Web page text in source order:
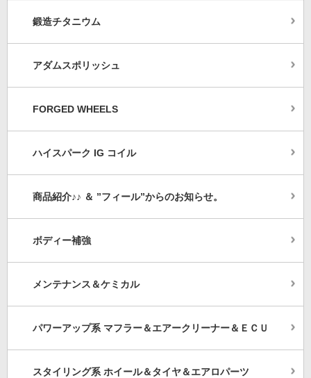
鍛造チタニウム
アダムスポリッシュ
FORGED WHEELS
ハイスパーク IG コイル
商品紹介♪♪ ＆ ”フィール”からのお知らせ。
ボディー補強
メンテナンス＆ケミカル
パワーアップ系 マフラー＆エアークリーナー＆ＥＣＵ
スタイリング系 ホイール＆タイヤ＆エアロパーツ